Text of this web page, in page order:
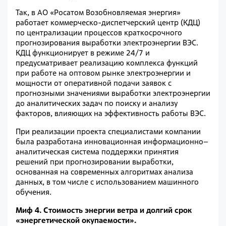
Так, в АО «Росатом Возобновляемая энергия»
работает коммерческо-диспетчерский центр (КДЦ)
по централизации процессов краткосрочного
прогнозирования выработки электроэнергии ВЭС.
КДЦ функционирует в режиме 24/7 и
предусматривает реализацию комплекса функций
при работе на оптовом рынке электроэнергии и
мощности от оперативной подачи заявок с
прогнозными значениями выработки электроэнергии
до аналитических задач по поиску и анализу
факторов, влияющих на эффективность работы ВЭС.
При реализации проекта специалистами компании
была разработана инновационная информационно–
аналитическая система поддержки принятия
решений при прогнозировании выработки,
основанная на современных алгоритмах анализа
данных, в том числе с использованием машинного
обучения.
Миф 4. Стоимость энергии ветра и долгий срок
«энергетической окупаемости».